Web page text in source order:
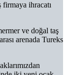
ihracatı
ve doğal taş
arenada Tureks